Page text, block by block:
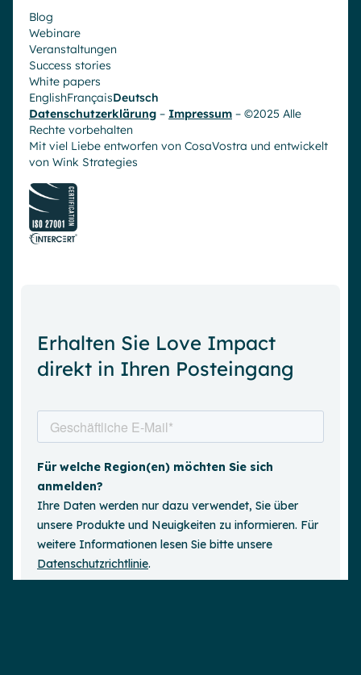
Demo anfordern
Blog
Webinare
Veranstaltungen
Success stories
White papers
EnglishFrançaisDeutsch
Datenschutzerklärung – Impressum – ©2025 Alle
Rechte vorbehalten
Mit viel Liebe entworfen von CosaVostra und entwickelt
von Wink Strategies
Erhalten Sie Love Impact
direkt in Ihren Posteingang